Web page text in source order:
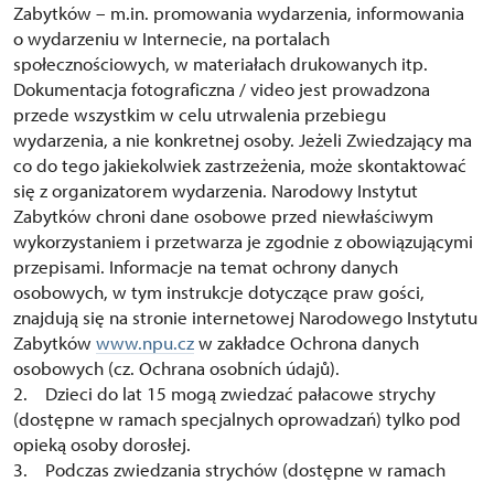
Zabytków – m.in. promowania wydarzenia, informowania
o wydarzeniu w Internecie, na portalach
społecznościowych, w materiałach drukowanych itp.
Dokumentacja fotograficzna / video jest prowadzona
przede wszystkim w celu utrwalenia przebiegu
wydarzenia, a nie konkretnej osoby. Jeżeli Zwiedzający ma
co do tego jakiekolwiek zastrzeżenia, może skontaktować
się z organizatorem wydarzenia. Narodowy Instytut
Zabytków chroni dane osobowe przed niewłaściwym
wykorzystaniem i przetwarza je zgodnie z obowiązującymi
przepisami. Informacje na temat ochrony danych
osobowych, w tym instrukcje dotyczące praw gości,
znajdują się na stronie internetowej Narodowego Instytutu
Zabytków www.npu.czw zakładce Ochrona danych
osobowych (cz. Ochrana osobních údajů).
2. Dzieci do lat 15 mogą zwiedzać pałacowe strychy
(dostępne w ramach specjalnych oprowadzań) tylko pod
opieką osoby dorosłej.
3. Podczas zwiedzania strychów (dostępne w ramach